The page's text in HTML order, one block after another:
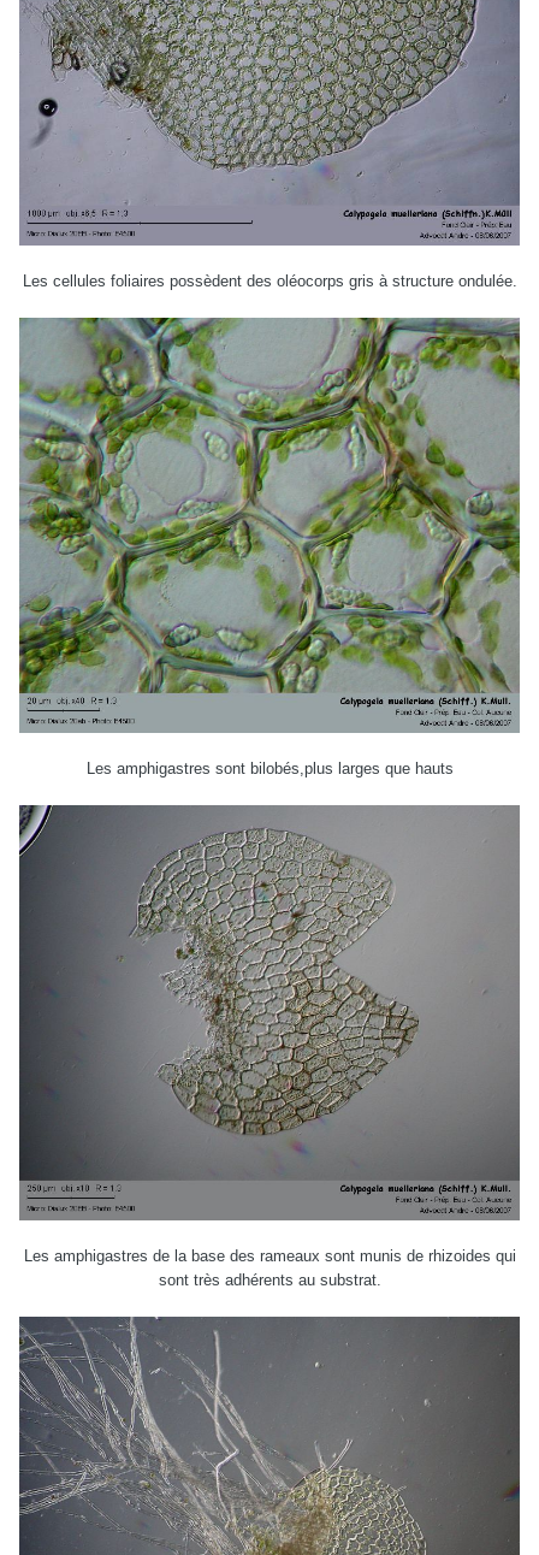
Les cellules foliaires possèdent des oléocorps gris à structure ondulée.
Les amphigastres sont bilobés,plus larges que hauts
Les amphigastres de la base des rameaux sont munis de rhizoides qui
sont très adhérents au substrat.